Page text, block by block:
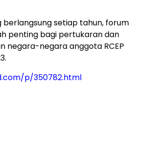
berlangsung setiap tahun, forum
penting bagi pertukaran dan
negara-negara anggota RCEP
p/350782.html